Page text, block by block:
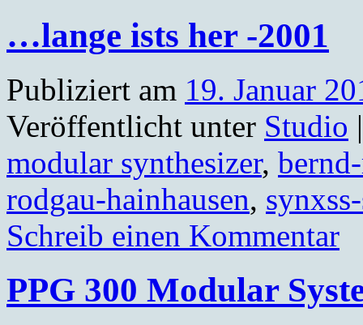
…lange ists her -2001
Publiziert am 19. Januar
Veröffentlicht unter Studio |
modular synthesizer,
rodgau-hainhausen,
Schreib einen Kommentar
PPG 300 Modular